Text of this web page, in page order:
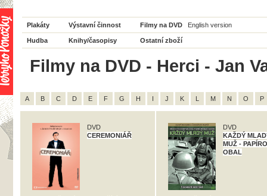
Plakáty Výstavní činnost Filmy na DVD English version
Hudba Knihy/časopisy Ostatní zboží
Filmy na DVD - Herci - Jan
A B C D E F G H I J K L M N O P
DVD
CEREMONIÁŘ
DVD
KAŽDÝ
MUŽ -
OBAL